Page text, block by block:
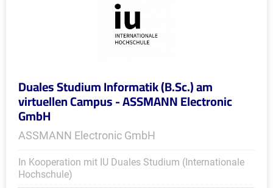
Duales Studium Informatik (B.Sc.) am
virtuellen Campus - ASSMANN Electronic
GmbH
ASSMANN Electronic GmbH
In Kooperation mit IU Duales Studium (Internationale
Hochschule)